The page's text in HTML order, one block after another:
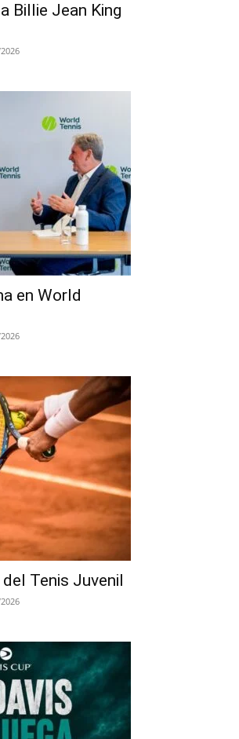
Billie Jean King
en World
Tenis Juvenil